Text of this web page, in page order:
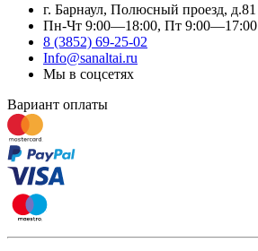
г. Барнаул, Полюсный проезд, д.81
Пн-Чт 9:00—18:00, Пт 9:00—17:00
8 (3852) 69-25-02
Info@sanaltai.ru
Мы в соцсетях
Вариант оплаты